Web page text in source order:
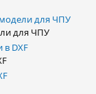
для ЧПУ
для ЧПУ
DXF